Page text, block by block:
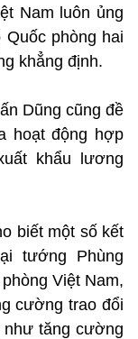
Nam luôn ủng
phòng hai
khẳng định.
Dũng cũng đề
hoạt động hợp
khẩu lương
biết một số kết
tướng Phùng
Việt Nam,
cường trao đổi
như tăng cường